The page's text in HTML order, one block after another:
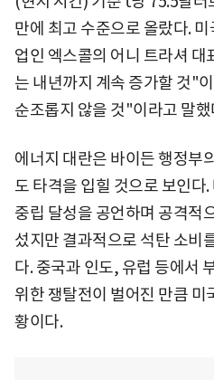
만에 최고 수준으로 올랐다.
업인 엑스콜의 어니 트라셔
는 내년까지 계속 증가할 것"
순조롭지 않을 것"이라고 말했
에너지 대란은 바이든 행정부
도 타격을 입힐 것으로 보인
중립 달성을 공언하며 공격적
섰지만 결과적으로 석탄 소비
다. 중국과 인도, 유럽 등에서
위한 쟁탈전이 벌어진 만큼 미
황이다.